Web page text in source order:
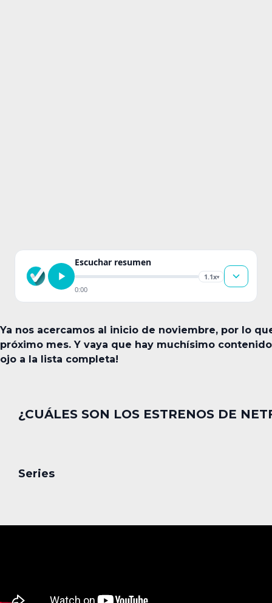
Escuchar resumen
1.1x▾
0:00
Ya nos acercamos al inicio de noviembre, por lo
próximo mes. Y vaya que hay muchísimo
ojo a la lista completa!
¿CUÁLES SON LOS ESTRENOS DE
Series